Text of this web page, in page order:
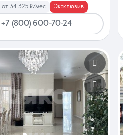
от 34 325 ₽/мес Эксклюзив
+7 (800) 600-70-24